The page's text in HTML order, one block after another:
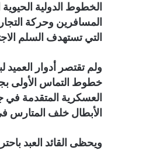
الخطوط الدولية
المسافرين وحركة
التي تستهدف السلم
ولم تقتصر أدوار
خطوط التماس الأولى
العسكرية المتقدمة في
الأبطال خلف المتارس
ويحظى القائد العبد